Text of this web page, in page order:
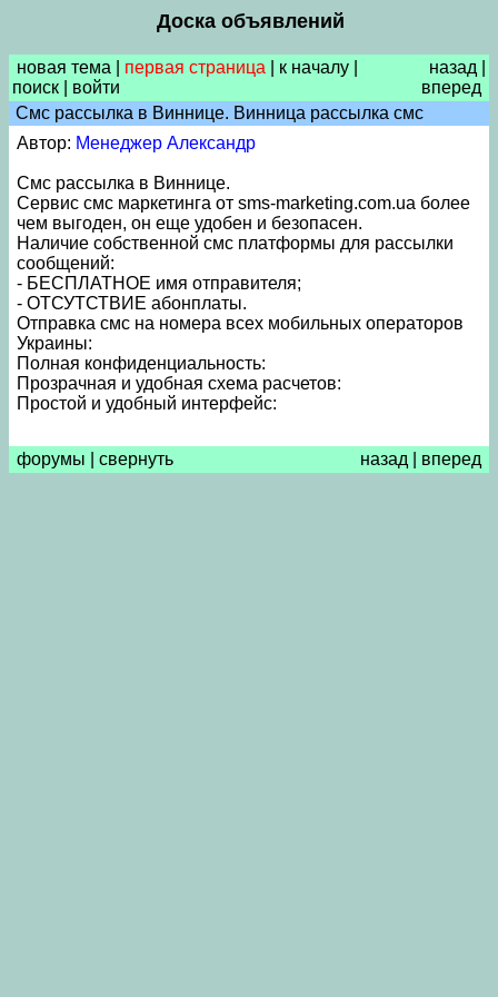
Доска объявлений
новая тема первая страница к началу
поиск
войти
назад
вперед
Смс рассылка в Виннице. Винница рассылка смс
Автор: Менеджер Александр
Смс рассылка в Виннице.
Сервис смс маркетинга от sms-marketing.com.ua более
чем выгоден, он еще удобен и безопасен.
Наличие собственной смс платформы для рассылки
сообщений:
- БЕСПЛАТНОЕ имя отправителя;
- ОТСУТСТВИЕ абонплаты.
Отправка смс на номера всех мобильных операторов
Украины:
Полная конфиденциальность:
Прозрачная и удобная схема расчетов:
Простой и удобный интерфейс:
форумы свернуть назад вперед